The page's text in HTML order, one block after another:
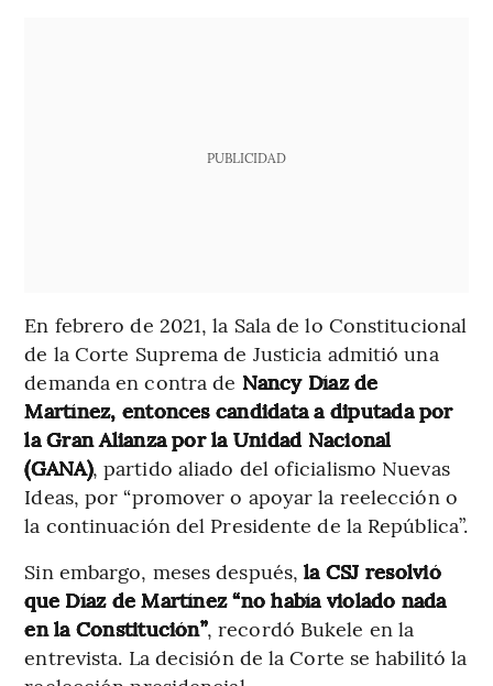
PUBLICIDAD
En febrero de 2021, la Sala de lo Constitucional
de la Corte Suprema de Justicia admitió una
demanda en contra de Nancy Díaz de
Martínez, entonces candidata a diputada por
la Gran Alianza por la Unidad Nacional
(GANA), partido aliado del oficialismo Nuevas
Ideas, por “promover o apoyar la reelección o
la continuación del Presidente de la República”.
Sin embargo, meses después,la CSJ resolvió
que Díaz de Martínez “no había violado nada
en la Constitución”, recordó Bukele en la
entrevista. La decisión de la Corte se habilitó la